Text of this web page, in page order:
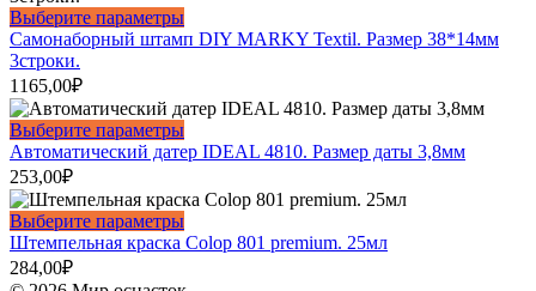
можно
выбрать
на
товара.
Выберите параметрыЭтот
товар
вариаций.
Опции
можно
выбрать
странице
товара.
Самонаборный штамп DIY MARKY Textil. Размер 38*14мм
3строки.
1165,00₽
Выберите параметрыЭтот
товар
несколько
вариаций.
Опции
можно
Автоматический датер IDEAL 4810. Размер даты 3,8мм
253,00₽
Выберите параметрыЭтот
товар
несколько
Штемпельная краска Colop 801 premium. 25мл
284,00₽